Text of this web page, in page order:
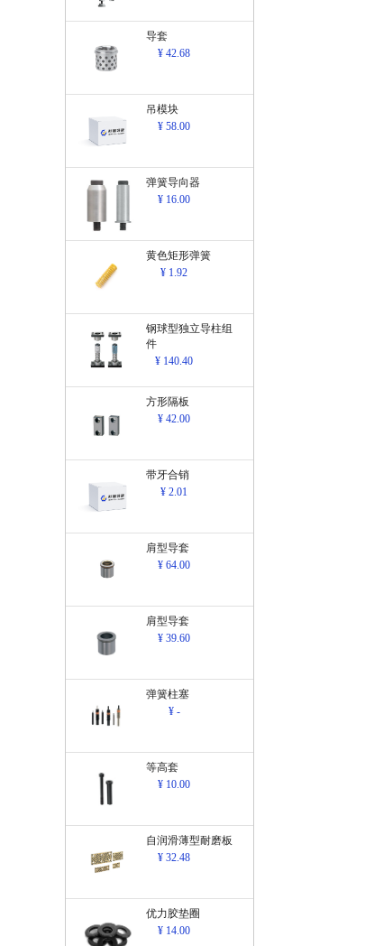
导套
¥ 42.68
吊模块
¥ 58.00
弹簧导向器
¥ 16.00
黄色矩形弹簧
¥ 1.92
钢球型独立导柱组
件
¥ 140.40
方形隔板
¥ 42.00
带牙合销
¥ 2.01
肩型导套
¥ 64.00
肩型导套
¥ 39.60
弹簧柱塞
¥ -
等高套
¥ 10.00
自润滑薄型耐磨板
¥ 32.48
优力胶垫圈
¥ 14.00